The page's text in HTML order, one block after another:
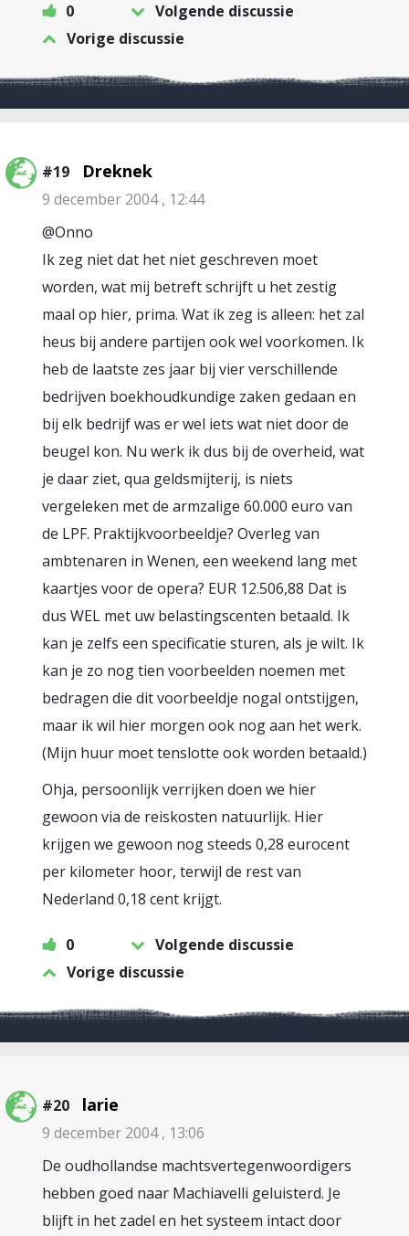
0
Volgende discussie
Vorige discussie
#19 Dreknek
9 december 2004 , 12:44
@Onno
Ik zeg niet dat het niet geschreven moet
worden, wat mij betreft schrijft u het zestig
maal op hier, prima. Wat ik zeg is alleen: het zal
heus bij andere partijen ook wel voorkomen. Ik
heb de laatste zes jaar bij vier verschillende
bedrijven boekhoudkundige zaken gedaan en
bij elk bedrijf was er wel iets wat niet door de
beugel kon. Nu werk ik dus bij de overheid, wat
je daar ziet, qua geldsmijterij, is niets
vergeleken met de armzalige 60.000 euro van
de LPF. Praktijkvoorbeeldje? Overleg van
ambtenaren in Wenen, een weekend lang met
kaartjes voor de opera? EUR 12.506,88 Dat is
dus WEL met uw belastingscenten betaald. Ik
kan je zelfs een specificatie sturen, als je wilt. Ik
kan je zo nog tien voorbeelden noemen met
bedragen die dit voorbeeldje nogal ontstijgen,
maar ik wil hier morgen ook nog aan het werk.
(Mijn huur moet tenslotte ook worden betaald.)
Ohja, persoonlijk verrijken doen we hier
gewoon via de reiskosten natuurlijk. Hier
krijgen we gewoon nog steeds 0,28 eurocent
per kilometer hoor, terwijl de rest van
Nederland 0,18 cent krijgt.
0
Volgende discussie
Vorige discussie
#20 larie
9 december 2004 , 13:06
De oudhollandse machtsvertegenwoordigers
hebben goed naar Machiavelli geluisterd. Je
blijft in het zadel en het systeem intact door